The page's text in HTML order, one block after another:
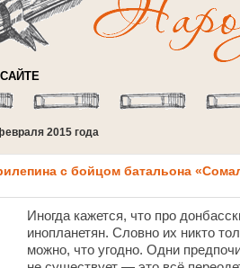
2015 года
с бойцом батальона
Иногда кажется, что про
инопланетян. Словно их никто
можно, что угодно. Одни